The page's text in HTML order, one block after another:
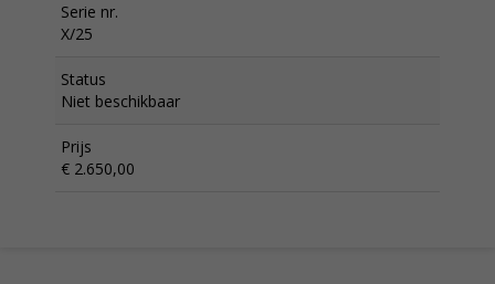
Serie nr.
X/25
Status
Niet beschikbaar
Prijs
€ 2.650,00